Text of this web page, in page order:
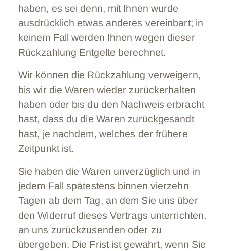
haben, es sei denn, mit Ihnen wurde
ausdrücklich etwas anderes vereinbart; in
keinem Fall werden Ihnen wegen dieser
Rückzahlung Entgelte berechnet.
Wir können die Rückzahlung verweigern,
bis wir die Waren wieder zurückerhalten
haben oder bis du den Nachweis erbracht
hast, dass du die Waren zurückgesandt
hast, je nachdem, welches der frühere
Zeitpunkt ist.
Sie haben die Waren unverzüglich und in
jedem Fall spätestens binnen vierzehn
Tagen ab dem Tag, an dem Sie uns über
den Widerruf dieses Vertrags unterrichten,
an uns zurückzusenden oder zu
übergeben. Die Frist ist gewahrt, wenn Sie